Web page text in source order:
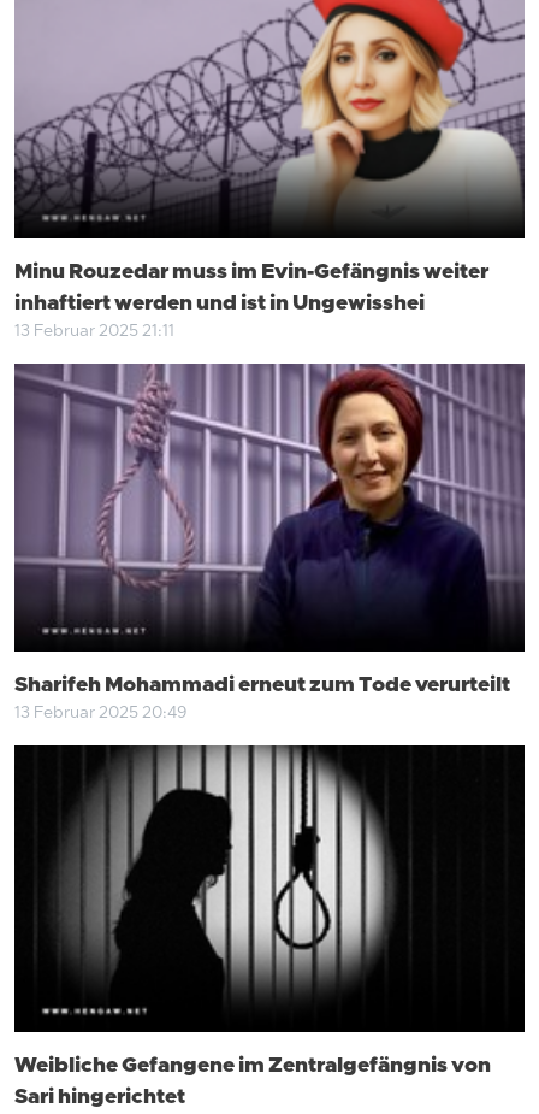
Minu Rouzedar muss im Evin-Gefängnis weiter
inhaftiert werden und ist in Ungewisshei
13 Februar 2025 21:11
Sharifeh Mohammadi erneut zum Tode verurteilt
13 Februar 2025 20:49
Weibliche Gefangene im Zentralgefängnis von
Sari hingerichtet